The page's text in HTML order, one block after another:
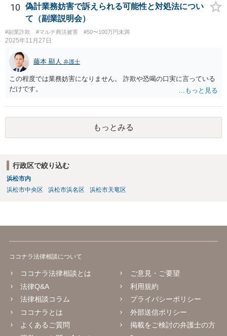
「電話の音声録音やLINEで相手がお金を返金する内容の文書は残って
います。」とのことですが、これらが権利の承認にあたる可能性もあ
ります。 ＞こんな状態でも返金要求してもいいのでしょうか。 → 相
手方が４５万円をこのまま利得できる法的根拠はないように思われま
す。考えられる回収手段としては、支払督促、少額訴訟、民事調停、
民事訴訟等があります。各手続きにはそれぞれの特徴があるので、一
度、お住まいの地域等の弁護士に相談する等して、ご事案にあった方
法を検討なさってみてはいかがでしょうか。 【参考】お金を払っても
らえない」とお困りの方へ（政府広報オンライン） https://www.gov-o
10
偽計業務妨害で訴えられる可能性と対処法につい
て（副業説明会）
#副業詐欺 #マルチ商法被害 #50〜100万円未満
2025年11月27日
藤本 顯人 弁護士
この程度では業務妨害になりません。 詐欺や恐喝の口実に言っている
だけです。
もっとみる
行政区で絞り込む
浜松市内
浜松市中央区
浜松市浜名区 浜松市天竜区
ココナラ法律相談について
ココナラ法律相談とは
法律Q&A
法律相談コラム
ココナラとは
よくあるご質問
ご意見・ご要望
利用規約
プライバシーポリシー
外部送信ポリシー
掲載をご検討の弁護士の方